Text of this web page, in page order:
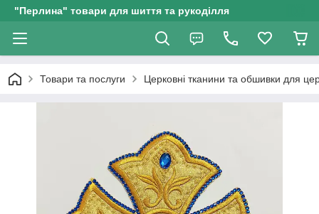
"Перлина" товари для шиття та рукоділля
Товари та послуги Церковні тканини та обшивки для